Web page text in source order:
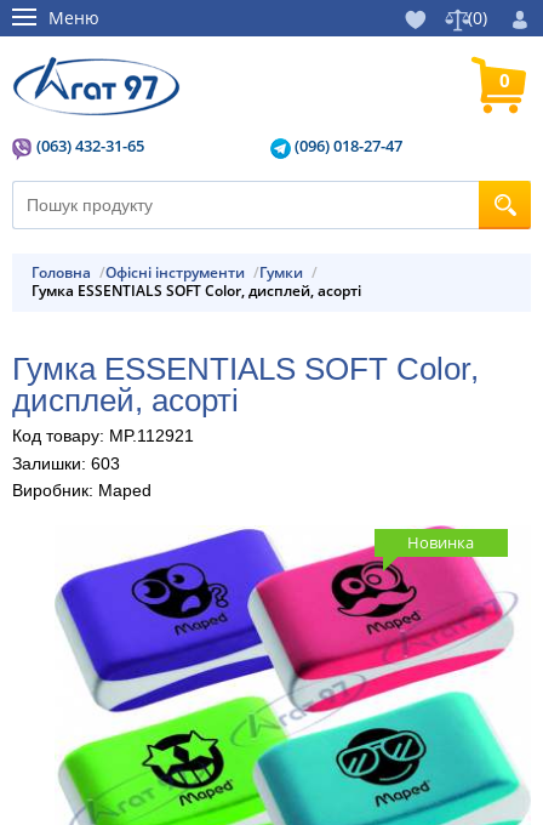
Меню (0)
(063) 432-31-65 (096) 018-27-47
0
Головна Офісні інструменти
Гумки
Гумка ESSENTIALS SOFT Color, дисплей, асорті
Гумка ESSENTIALS SOFT Color,
дисплей, асорті
Код товару: MP.112921
Залишки: 603
Виробник: Maped
Новинка